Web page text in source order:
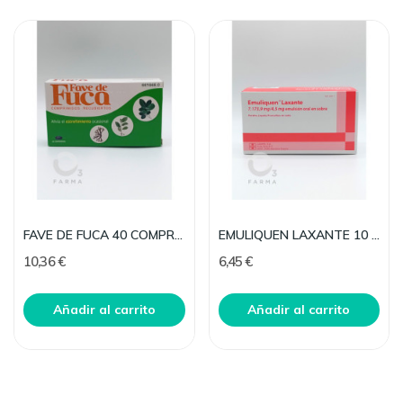
FAVE DE FUCA 40 COMPRIMIDOS RECUBIERTOS
10,36 €
Añadir al carrito
EMULIQUEN LAXANTE 10 SOBRES EMULSION ORAL 15 ML
6,45 €
Añadir al carrito